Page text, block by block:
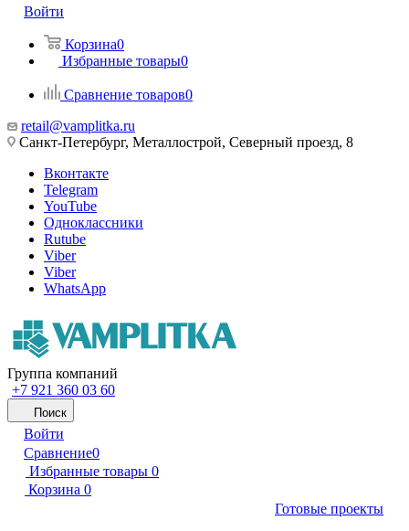
Войти
Корзина0
Избранные товары0
Сравнение товаров0
retail@vamplitka.ru
Санкт-Петербург, Металлострой, Северный проезд, 8
Вконтакте
Telegram
YouTube
Одноклассники
Rutube
Viber
Viber
WhatsApp
Группа компаний
+7 921 360 03 60
Поиск
Войти
Сравнение0
Избранные товары 0
Корзина 0
Готовые проекты